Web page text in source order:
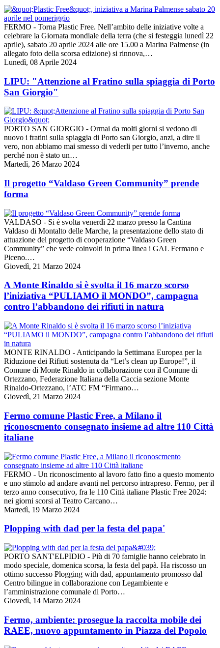
FERMO - Torna Plastic Free. Nell’ambito delle iniziative volte a
celebrare la Giornata mondiale della terra (che si festeggia lunedì 22
aprile), sabato 20 aprile 2024 alle ore 15.00 a Marina Palmense (in
allegato foto della scorsa edizione) si rinnova,…
Lunedì, 08 Aprile 2024
LIPU: "Attenzione al Fratino sulla spiaggia di Porto
San Giorgio"
PORTO SAN GIORGIO - Ormai da molti giorni si vedono di
nuovo i fratini sulla spiaggia di Porto san Giorgio, anzi, a dire il
vero, non abbiamo mai smesso di vederli per tutto l’inverno, anche
perché non è stato un…
Martedì, 26 Marzo 2024
Il progetto “Valdaso Green Community” prende
forma
VALDASO - Si è svolta venerdì 22 marzo presso la Cantina
Valdaso di Montalto delle Marche, la presentazione dello stato di
attuazione del progetto di cooperazione “Valdaso Green
Community” che vede coinvolti in prima linea i GAL Fermano e
Piceno.…
Giovedì, 21 Marzo 2024
A Monte Rinaldo si è svolta il 16 marzo scorso
l’iniziativa “PULIAMO il MONDO”, campagna
contro l’abbandono dei rifiuti in natura
MONTE RINALDO - Anticipando la Settimana Europea per la
Riduzione dei Rifiuti sostenuta da “Let’s clean up Europe!”, il
Comune di Monte Rinaldo in collaborazione con il Comune di
Ortezzano, Federazione Italiana della Caccia sezione Monte
Rinaldo-Ortezzano, l’ATC FM “Firmano…
Giovedì, 21 Marzo 2024
Fermo comune Plastic Free, a Milano il
riconoscmento consegnato insieme ad altre 110 Città
italiane
FERMO - Un riconoscimento al lavoro fatto fino a questo momento
e uno stimolo ad andare avanti nel percorso intrapreso. Fermo, per il
terzo anno consecutivo, fra le 110 Città italiane Plastic Free 2024:
nei giorni scorsi al Teatro Carcano…
Martedì, 19 Marzo 2024
Plopping with dad per la festa del papa'
PORTO SANT'ELPIDIO - Più di 70 famiglie hanno celebrato in
modo speciale, domenica scorsa, la festa del papà. Ha riscosso un
ottimo successo Plogging with dad, appuntamento promosso dal
Centro bilingue in collaborazione con Legambiente e
l’amministrazione comunale di Porto…
Giovedì, 14 Marzo 2024
Fermo, ambiente: prosegue la raccolta mobile dei
RAEE, nuovo appuntamento in Piazza del Popolo